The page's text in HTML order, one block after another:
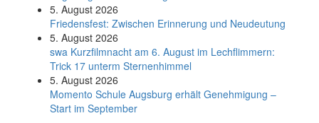
5. August 2026
Friedensfest: Zwischen Erinnerung und Neudeutung
5. August 2026
swa Kurz­film­nacht am 6. August im Lech­flim­mern:
Trick 17 unterm Sternen­himmel
5. August 2026
Momento Schule Augsburg erhält Genehmigung –
Start im September